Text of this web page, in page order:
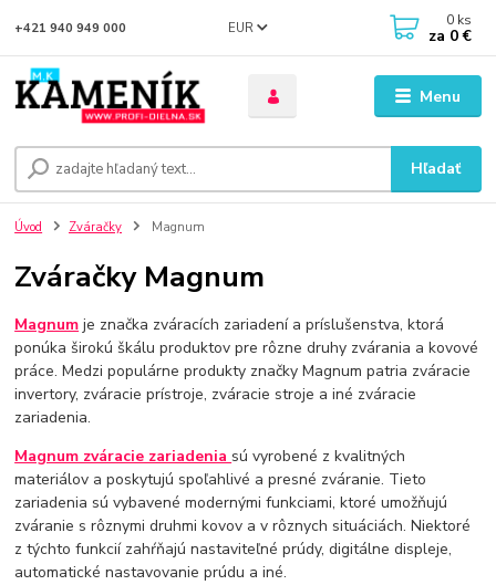
Menu
EUR
Hľadať
+421 940 949 000 0 ks
za 0 €
Úvod Zváračky Magnum
Zváračky Magnum
Magnum je značka zváracích zariadení a príslušenstva, ktorá
ponúka širokú škálu produktov pre rôzne druhy zvárania a kovové
práce. Medzi populárne produkty značky Magnum patria zváracie
invertory, zváracie prístroje, zváracie stroje a iné zváracie
zariadenia.
Magnum zváracie zariadenia sú vyrobené z kvalitných
materiálov a poskytujú spoľahlivé a presné zváranie. Tieto
zariadenia sú vybavené modernými funkciami, ktoré umožňujú
zváranie s rôznymi druhmi kovov a v rôznych situáciách. Niektoré
z týchto funkcií zahŕňajú nastaviteľné prúdy, digitálne displeje,
automatické nastavovanie prúdu a iné.